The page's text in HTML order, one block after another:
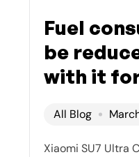
Fuel
be
with it
All Blog
Xiaomi SU7 Ultra